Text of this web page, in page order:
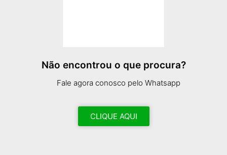
Não encontrou o que procura?
Fale agora conosco pelo Whatsapp
CLIQUE AQUI